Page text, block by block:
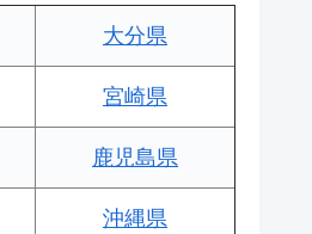
大分県
宮崎県
鹿児島県
沖縄県